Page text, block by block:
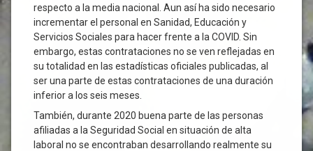
respecto a la media nacional. Aun así ha sido necesario
incrementar el personal en Sanidad, Educación y
Servicios Sociales para hacer frente a la COVID. Sin
embargo, estas contrataciones no se ven reflejadas en
su totalidad en las estadísticas oficiales publicadas, al
ser una parte de estas contrataciones de una duración
inferior a los seis meses.
También, durante 2020 buena parte de las personas
afiliadas a la Seguridad Social en situación de alta
laboral no se encontraban desarrollando realmente su